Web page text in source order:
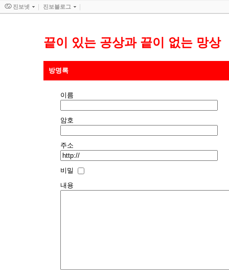
끝이 있는 공상과 끝이 없는 망상
방명록
이름
암호
주소
비밀
내용
진보넷 진보블로그